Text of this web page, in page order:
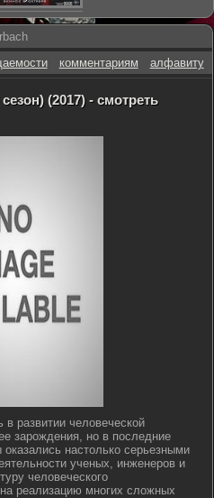
комментариям алфавиту
(2017) - смотреть
развитии человеческой
зарождения, но в последние
настолько серьезными
ученых, инженеров и
человеческого
реализацию многих сложных